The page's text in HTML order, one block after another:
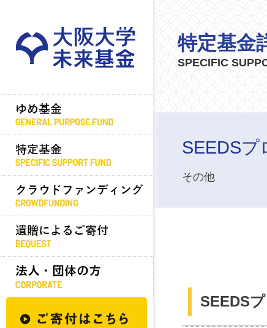
特定基金
SPECIFIC
SEEDSプ
その他
SEEDS